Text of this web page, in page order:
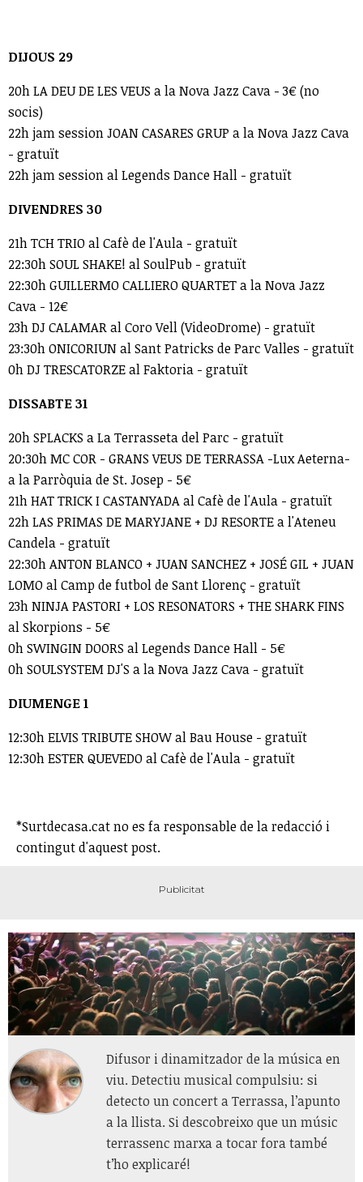
DIJOUS 29
20h LA DEU DE LES VEUS a la Nova Jazz Cava - 3€ (no
socis)
22h jam session JOAN CASARES GRUP a la Nova Jazz Cava
- gratuït
22h jam session al Legends Dance Hall - gratuït
DIVENDRES 30
21h TCH TRIO al Cafè de l'Aula - gratuït
22:30h SOUL SHAKE! al SoulPub - gratuït
22:30h GUILLERMO CALLIERO QUARTET a la Nova Jazz
Cava - 12€
23h DJ CALAMAR al Coro Vell (VideoDrome) - gratuït
23:30h ONICORIUN al Sant Patricks de Parc Valles - gratuït
0h DJ TRESCATORZE al Faktoria - gratuït
DISSABTE 31
20h SPLACKS a La Terrasseta del Parc - gratuït
20:30h MC COR - GRANS VEUS DE TERRASSA -Lux Aeterna-
a la Parròquia de St. Josep - 5€
21h HAT TRICK I CASTANYADA al Cafè de l'Aula - gratuït
22h LAS PRIMAS DE MARYJANE + DJ RESORTE a l'Ateneu
Candela - gratuït
22:30h ANTON BLANCO + JUAN SANCHEZ + JOSÉ GIL + JUAN
LOMO al Camp de futbol de Sant Llorenç - gratuït
23h NINJA PASTORI + LOS RESONATORS + THE SHARK FINS
al Skorpions - 5€
0h SWINGIN DOORS al Legends Dance Hall - 5€
0h SOULSYSTEM DJ'S a la Nova Jazz Cava - gratuït
DIUMENGE 1
12:30h ELVIS TRIBUTE SHOW al Bau House - gratuït
12:30h ESTER QUEVEDO al Cafè de l'Aula - gratuït
*Surtdecasa.cat no es fa responsable de la redacció i
contingut d'aquest post.
Difusor i dinamitzador de la música en
viu. Detectiu musical compulsiu: si
detecto un concert a Terrassa, l’apunto
a la llista. Si descobreixo que un músic
terrassenc marxa a tocar fora també
t’ho explicaré!